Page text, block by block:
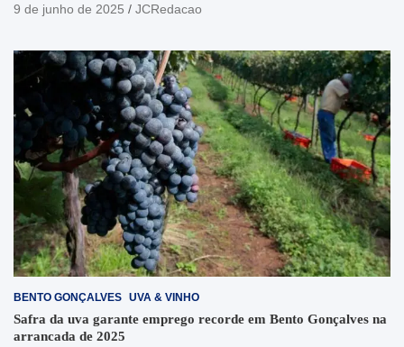
9 de junho de 2025
JCRedacao
BENTO GONÇALVES UVA & VINHO
Safra da uva garante emprego recorde em Bento Gonçalves na
arrancada de 2025